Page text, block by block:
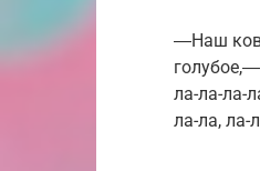
―Наш
ла-ла-ла-
ла-ла, ла-